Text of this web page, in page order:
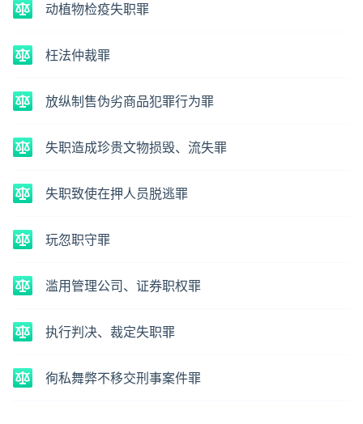
动植物检疫失职罪
枉法仲裁罪
放纵制售伪劣商品犯罪行为罪
失职造成珍贵文物损毁、流失罪
失职致使在押人员脱逃罪
玩忽职守罪
滥用管理公司、证券职权罪
执行判决、裁定失职罪
徇私舞弊不移交刑事案件罪